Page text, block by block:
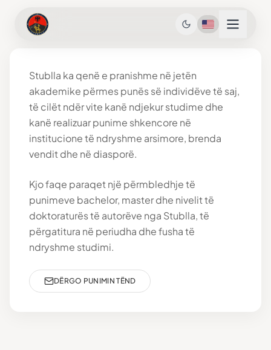
Stublla ka qenë e pranishme në jetën
akademike përmes punës së individëve të saj,
të cilët ndër vite kanë ndjekur studime dhe
kanë realizuar punime shkencore në
institucione të ndryshme arsimore, brenda
vendit dhe në diasporë.
Kjo faqe paraqet një përmbledhje të
punimeve bachelor, master dhe nivelit të
doktoraturës të autorëve nga Stublla, të
përgatitura në periudha dhe fusha të
ndryshme studimi.
DËRGO PUNIMIN TËND